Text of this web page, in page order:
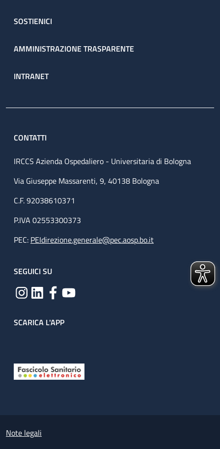
SOSTIENICI
AMMINISTRAZIONE TRASPARENTE
INTRANET
CONTATTI
IRCCS Azienda Ospedaliero - Universitaria di Bologna
Via Giuseppe Massarenti, 9, 40138 Bologna
C.F. 92038610371
P.IVA 02553300373
PEC: PEIdirezione.generale@pec.aosp.bo.it
SEGUICI SU
SCARICA L'APP
Small prints
Note legali